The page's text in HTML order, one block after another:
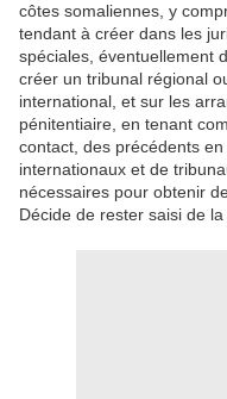
côtes somaliennes, y
tendant à créer dans les
spéciales, éventuellement
créer un tribunal régional
international, et sur les
pénitentiaire, en tenant
contact, des précédents
internationaux et de
nécessaires pour obtenir
Décide de rester saisi de la